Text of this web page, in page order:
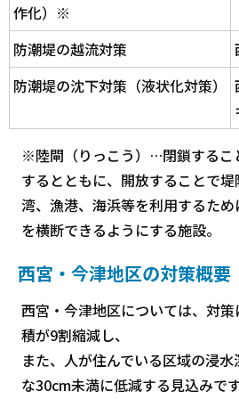
作化）※
防潮堤の越流対策
防潮堤の沈下対策（液状化対策）
※陸閘（りっこう）…閉鎖するこ
するとともに、開放することで
湾、漁港、海浜等を利用するた
を横断できるようにする施設。
西宮・今津地区の対策概要
西宮・今津地区については、対
積が9割縮減し、
また、人が住んでいる区域の浸
な30cm未満に低減する見込みです